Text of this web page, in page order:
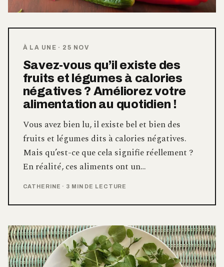
À LA UNE · 25 NOV
Savez-vous qu’il existe des
fruits et légumes à calories
négatives ? Améliorez votre
alimentation au quotidien !
Vous avez bien lu, il existe bel et bien des
fruits et légumes dits à calories négatives.
Mais qu’est-ce que cela signifie réellement ?
En réalité, ces aliments ont un…
CATHERINE · 3 MIN DE LECTURE